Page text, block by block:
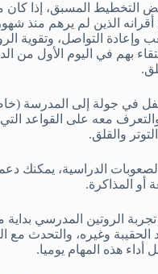
التخطيط المسبق، إذا كان
الذين لم يرهم منذ
وإعادة التواصل، وتقوية
بهم في اليوم الأول من
في جولة إلى المدرسة
معه على القواعد التي
والقلق.
الدراسية، يمكنك
أو المذاكرة.
تجربة الروتين المدرسي بداية
الحقيبة وغيره، والتحدث مع
هذه المهام يوميا.